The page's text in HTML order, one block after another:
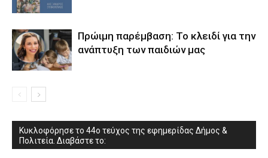
Πρώιμη παρέμβαση: Το κλειδί για την
ανάπτυξη των παιδιών µας
Κυκλοφόρησε το 44ο τεύχος της εφημερίδας Δήμος &
Πολιτεία. Διαβάστε το: